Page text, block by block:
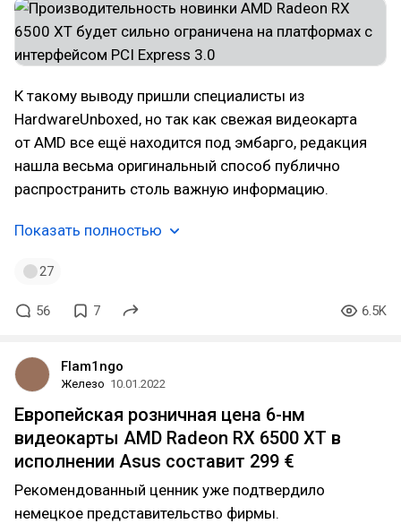
К такому выводу пришли специалисты из
HardwareUnboxed, но так как свежая видеокарта
от AMD все ещё находится под эмбарго, редакция
нашла весьма оригинальный способ публично
распространить столь важную информацию.
Показать полностью
27
56 7 6.5K
Flam1ngo
Железо 10.01.2022
Европейская розничная цена 6-нм
видеокарты AMD Radeon RX 6500 XT в
исполнении Asus составит 299 €
Рекомендованный ценник уже подтвердило
немецкое представительство фирмы.